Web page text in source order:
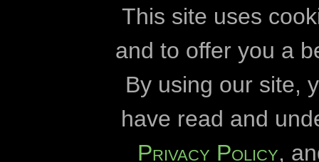
Эстерхази
Этвөш Лоран
Дуна-Драва ұлттық
This site uses
and to offer you a
By using our site,
have read and
Privacy Policy,